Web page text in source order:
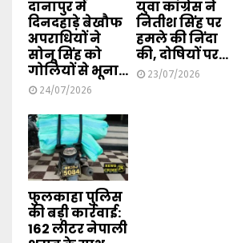
दानापुर में
दिनदहाड़े बेखौफ
अपराधियों ने
सोनू सिंह को
गोलियों से भूना...
24/07/2026
युवा कांग्रेस ने
नितीश सिंह पर
हमले की निंदा
की, दोषियों पर...
23/07/2026
फुलकाहा पुलिस
की बड़ी कार्रवाई:
162 लीटर नेपाली